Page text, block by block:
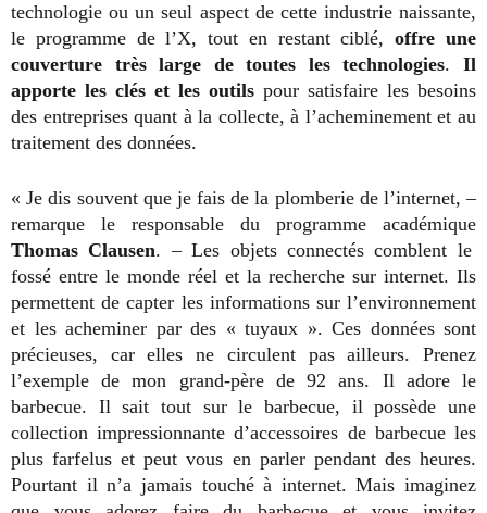
technologie ou un seul aspect de cette industrie naissante,
le programme de l’X, tout en restant ciblé, offre une
couverture très large de toutes les technologies.Il
apporte les clés et les outils pour satisfaire les besoins
des entreprises quant à la collecte, à l’acheminement et au
traitement des données.
« Je dis souvent que je fais de la plomberie de l’internet, –
remarque le responsable du programme académique
Thomas Clausen. – Les objets connectés comblent le
fossé entre le monde réel et la recherche sur internet. Ils
permettent de capter les informations sur l’environnement
et les acheminer par des « tuyaux ». Ces données sont
précieuses, car elles ne circulent pas ailleurs. Prenez
l’exemple de mon grand-père de 92 ans. Il adore le
barbecue. Il sait tout sur le barbecue, il possède une
collection impressionnante d’accessoires de barbecue les
plus farfelus et peut vous en parler pendant des heures.
Pourtant il n’a jamais touché à internet. Mais imaginez